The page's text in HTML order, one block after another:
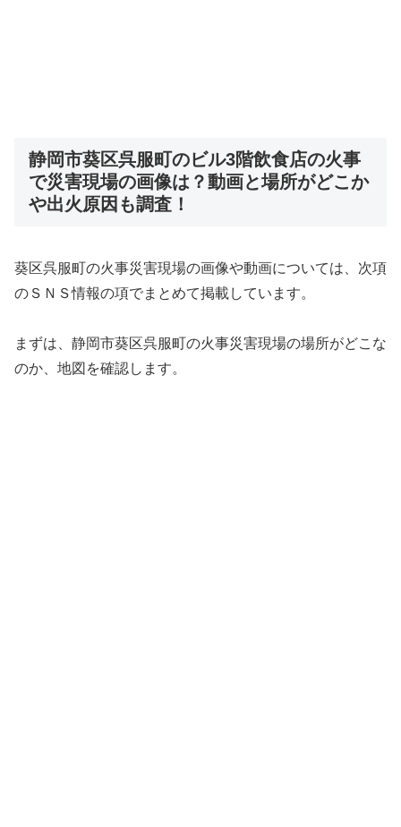
静岡市葵区呉服町のビル3階飲食店の火事
で災害現場の画像は？動画と場所がどこか
や出火原因も調査！
葵区呉服町の火事災害現場の画像や動画については、次項
のＳＮＳ情報の項でまとめて掲載しています。
まずは、静岡市葵区呉服町の火事災害現場の場所がどこな
のか、地図を確認します。